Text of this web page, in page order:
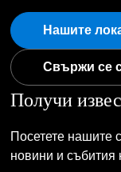
Нашите
Свържи се
Получи
Посетете нашите
новини и събития